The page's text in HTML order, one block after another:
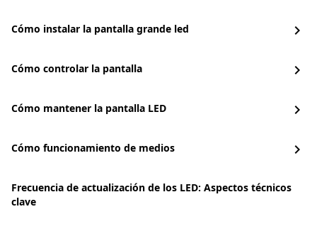
Cómo instalar la pantalla grande led chevron_right
Cómo controlar la pantalla chevron_right
Cómo mantener la pantalla LED chevron_right
Cómo funcionamiento de medios chevron_right
Frecuencia de actualización de los LED: Aspectos técnicos
clave